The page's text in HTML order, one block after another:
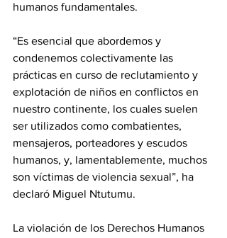
humanos fundamentales.
“Es esencial que abordemos y
condenemos colectivamente las
prácticas en curso de reclutamiento y
explotación de niños en conflictos en
nuestro continente, los cuales suelen
ser utilizados como combatientes,
mensajeros, porteadores y escudos
humanos, y, lamentablemente, muchos
son víctimas de violencia sexual”, ha
declaró Miguel Ntutumu.
La violación de los Derechos Humanos